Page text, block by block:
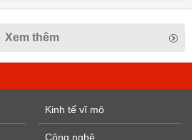
Xem thêm
Kinh tế vĩ mô
Công nghệ